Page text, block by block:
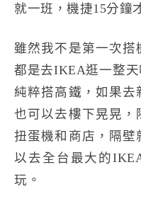
就一班，機捷15分鐘
雖然我不是第一次
都是去IKEA逛一整
純粹搭高鐵，如果去
也可以去樓下晃晃，
扭蛋機和商店，隔壁
以去全台最大的
玩。